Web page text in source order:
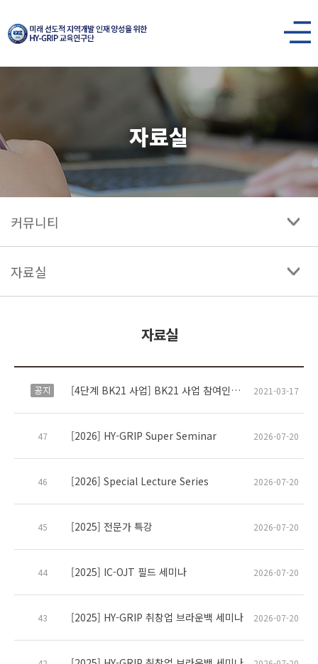
한양대학교
인재
양성을
위한
HY-
GRIP
교육연구단
열기
자료실
커뮤니티
자료실
자료실
공지 [4단계 BK21 사업] BK21 사업 참여인력 개인정보 수집·이용·제공 동의서 및 서약서 양식 공지 2021-03-17
47 [2026] HY-GRIP Super Seminar 2026-07-20
46 [2026] Special Lecture Series 2026-07-20
45 [2025] 전문가 특강 2026-07-20
44 [2025] IC-OJT 필드 세미나 2026-07-20
43 [2025] HY-GRIP 취창업 브라운백 세미나 2026-07-20